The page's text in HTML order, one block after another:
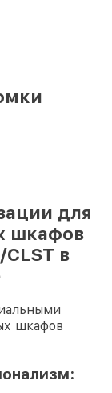
для
шкафов
в
шкафов